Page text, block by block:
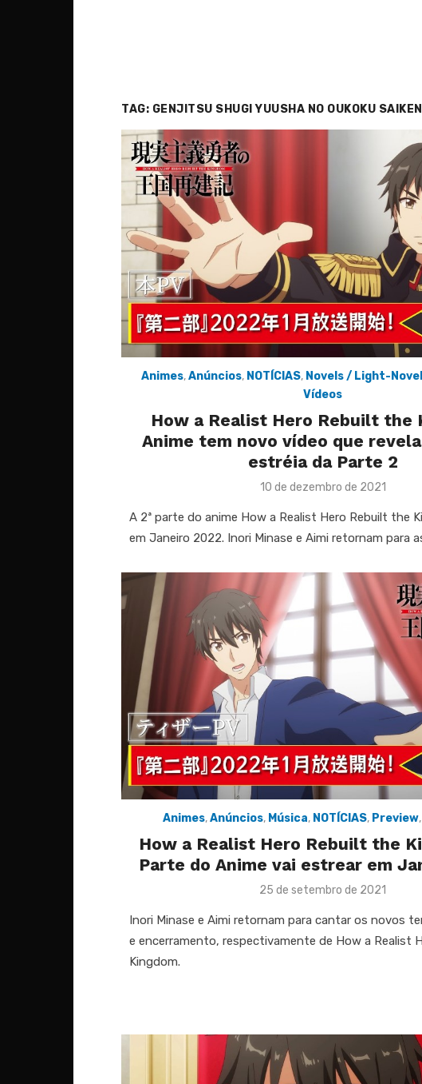
TAG: GENJITSU SHUGI YUUSHA NO OUKOKU
Animes,Anúncios, NOTÍCIAS, Novels / Light-
Vídeos
How a Realist Hero Rebuilt the
Anime tem novo vídeo que
estréia da Parte 2
Posted
10 de dezembro de 2021
A 2ª parte do anime How a Realist Hero Rebuilt the
em Janeiro 2022. Inori Minase e Aimi retornam para
Animes,Anúncios, Música, NOTÍCIAS, Preview,
How a Realist Hero Rebuilt the
Parte do Anime vai estrear em
Posted
25 de setembro de 2021
Inori Minase e Aimi retornam para cantar os novos
e encerramento, respectivamente de How a Realist
Kingdom.